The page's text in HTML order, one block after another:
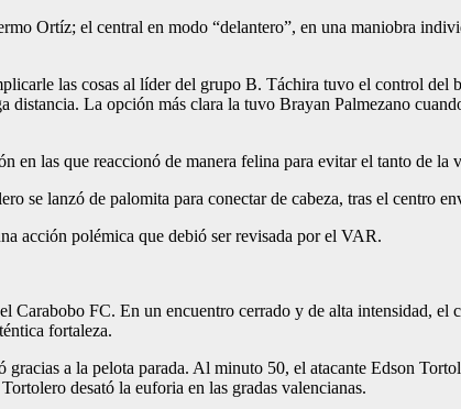
Ortíz; el central en modo “delantero”, en una maniobra
las cosas al líder del grupo B. Táchira tuvo el control del
La opción más clara la tuvo Brayan Palmezano
en las que reaccionó de manera felina para evitar el tanto de la
se lanzó de palomita para conectar de cabeza, tras el centro
acción polémica que debió ser revisada por el VAR.
FC. En un encuentro cerrado y de alta intensidad, el
fortaleza.
a la pelota parada. Al minuto 50, el atacante Edson
desató la euforia en las gradas valencianas.